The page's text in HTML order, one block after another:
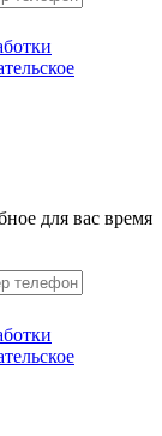
для вас время